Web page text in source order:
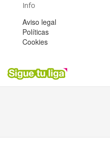
Info
Aviso legal
Políticas
Cookies